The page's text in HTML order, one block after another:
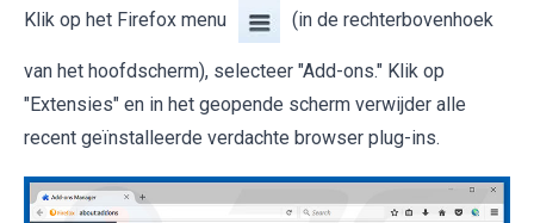
Klik op het Firefox menu (in de rechterbovenhoek
van het hoofdscherm), selecteer "Add-ons." Klik op
"Extensies" en in het geopende scherm verwijder alle
recent geïnstalleerde verdachte browser plug-ins.